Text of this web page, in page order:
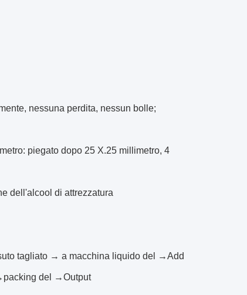
nessuna perdita, nessun bolle;
piegato dopo 25 X.25 millimetro, 4
dell'alcool di attrezzatura
tagliato → a macchina liquido del →Add
del →Output